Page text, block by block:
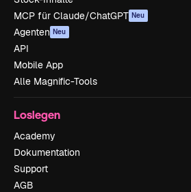
MCP für Claude/ChatGPT Neu
Agenten Neu
API
Mobile App
Alle Magnific-Tools
Loslegen
Academy
Dokumentation
Support
AGB